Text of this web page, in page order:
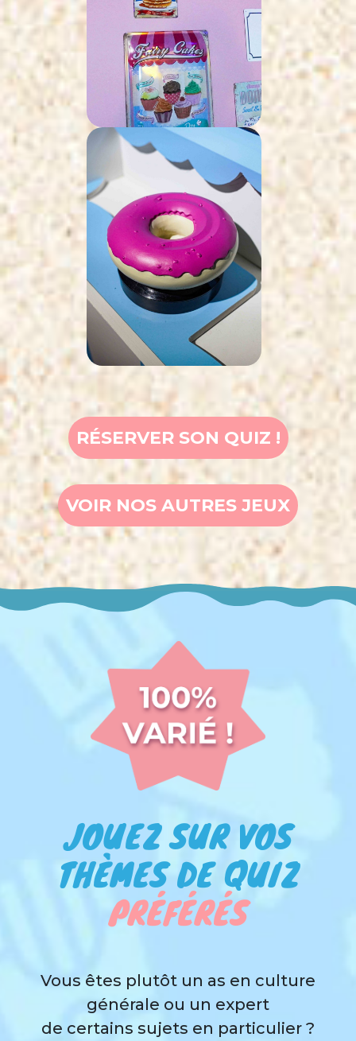
RÉSERVER SON QUIZ !
VOIR NOS AUTRES JEUX
JOUEZ SUR VOS
THÈMES DE QUIZ
PRÉFÉRÉS
Vous êtes plutôt un as en culture
générale ou un expert
de certains sujets en particulier ?